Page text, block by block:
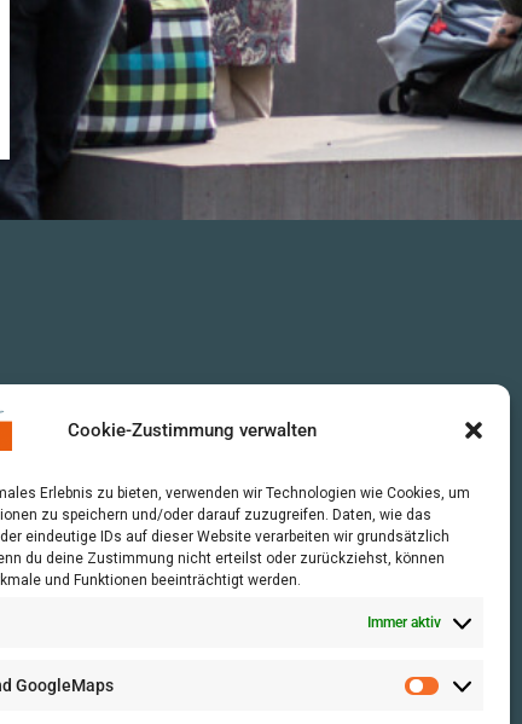
Cookie-Zustimmung verwalten
Erlebnis zu bieten, verwenden wir Technologien wie Cookies, um
zu speichern und/oder darauf zuzugreifen. Daten, wie das
eindeutige IDs auf dieser Website verarbeiten wir grundsätzlich
du deine Zustimmung nicht erteilst oder zurückziehst, können
und Funktionen beeinträchtigt werden.
Immer aktiv
GoogleMaps